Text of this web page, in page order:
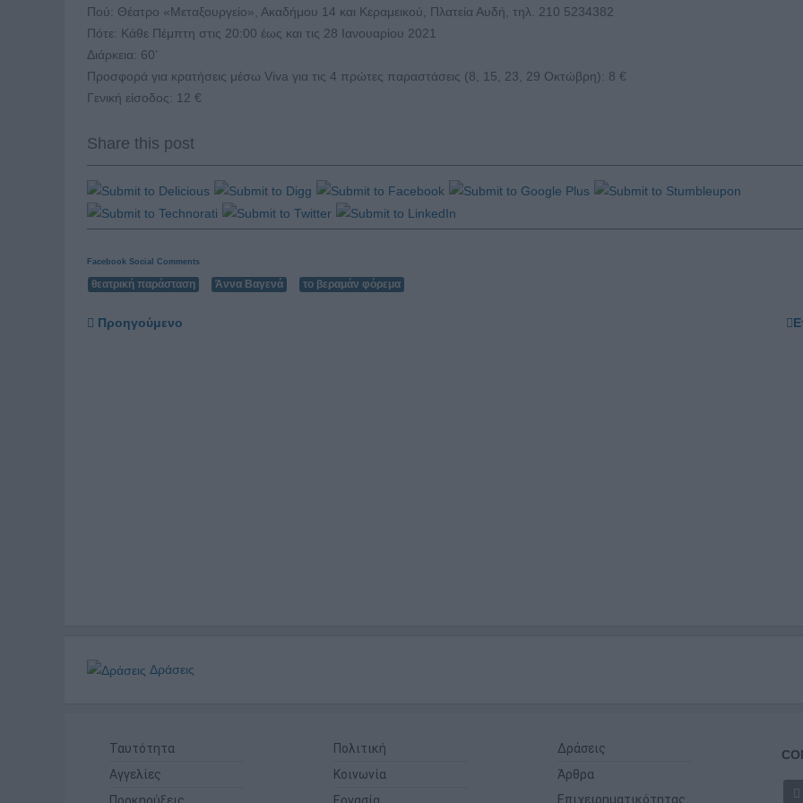
Πού: Θέατρο «Μεταξουργείο», Ακαδήμου 14 και Κεραμεικού, Πλατεία Αυδή, τηλ. 210 5234382
Πότε: Κάθε Πέμπτη στις 20:00 έως και τις 28 Ιανουαρίου 2021
Διάρκεια: 60’
Προσφορά για κρατήσεις μέσω Viva για τις 4 πρώτες παραστάσεις (8, 15, 23, 29 Οκτώβρη): 8 €
Γενική είσοδος: 12 €
Share this post
Facebook Social Comments
θεατρική παράσταση Άννα Βαγενά το βεραμάν φόρεμα
Προηγούμενο
Δράσεις
Ταυτότητα
Αγγελίες
Πολιτική
Κοινωνία
Δράσεις
Άρθρα
Επιχειρηματικότητας